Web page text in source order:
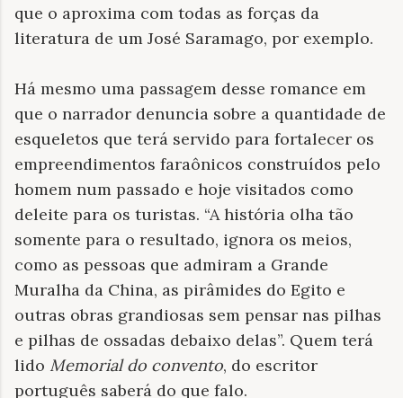
que o aproxima com todas as forças da
literatura de um José Saramago, por exemplo.
Há mesmo uma passagem desse romance em
que o narrador denuncia sobre a quantidade de
esqueletos que terá servido para fortalecer os
empreendimentos faraônicos construídos pelo
homem num passado e hoje visitados como
deleite para os turistas. “A história olha tão
somente para o resultado, ignora os meios,
como as pessoas que admiram a Grande
Muralha da China, as pirâmides do Egito e
outras obras grandiosas sem pensar nas pilhas
e pilhas de ossadas debaixo delas”. Quem terá
lido Memorial do convento, do escritor
português saberá do que falo.